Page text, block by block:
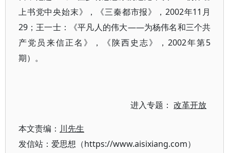
上书党中央始末》，《三秦都市报》，2002年11月
29；王一士：《平凡人的伟大——为杨伟名和三个共
产党员来信正名》，《陕西史志》，2002年第5
期）。
进入专题：改革开放
本文责编： 川先生
发信站：爱思想（https://www.aisixiang.com）